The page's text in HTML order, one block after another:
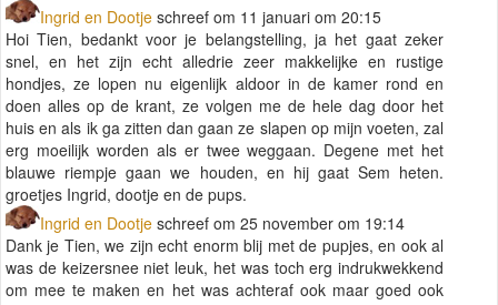
Ingrid en Dootje schreef om 11 januari om 20:15
Hoi Tien, bedankt voor je belangstelling, ja het gaat zeker
snel, en het zijn echt alledrie zeer makkelijke en rustige
hondjes, ze lopen nu eigenlijk aldoor in de kamer rond en
doen alles op de krant, ze volgen me de hele dag door het
huis en als ik ga zitten dan gaan ze slapen op mijn voeten, zal
erg moeilijk worden als er twee weggaan. Degene met het
blauwe riempje gaan we houden, en hij gaat Sem heten.
groetjes Ingrid, dootje en de pups.
Ingrid en Dootje schreef om 25 november om 19:14
Dank je Tien, we zijn echt enorm blij met de pupjes, en ook al
was de keizersnee niet leuk, het was toch erg indrukwekkend
om mee te maken en het was achteraf ook maar goed ook